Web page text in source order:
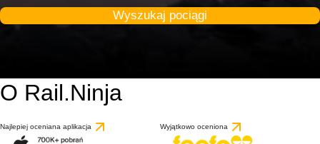
Wyszukaj pociągi
O Rail.Ninja
Najlepiej oceniana aplikacja Wyjątkowo ocenionana podstawie 1